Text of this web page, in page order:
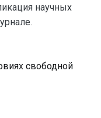
научных
свободной